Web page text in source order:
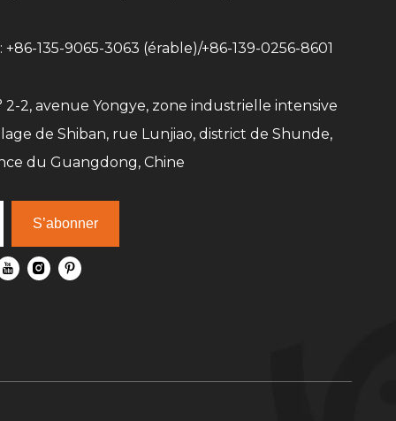
135-9065-3063 (érable)/+86-139-0256-8601
2-2, avenue Yongye, zone industrielle intensive
de Shiban, rue Lunjiao, district de Shunde,
du Guangdong, Chine
S’abonner